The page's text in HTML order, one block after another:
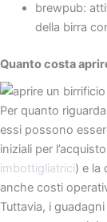
brewpub:
della birra
Quanto costa
Per quanto
essi possono
iniziali per
imbottigliatrici) e la
anche costi
Tuttavia, i